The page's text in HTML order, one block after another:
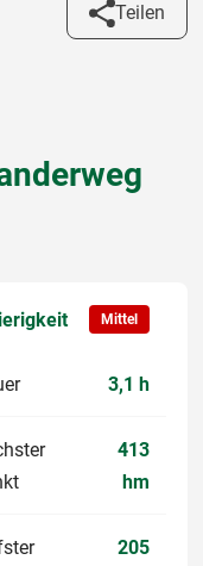
Teilen
Mittel
3,1 h
413
hm
205